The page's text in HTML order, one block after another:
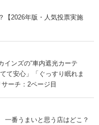
【2026年版・人気投票実施
インズの“車内遮光カーテ
て安心」「ぐっすり眠れま
ーチ：2ページ目
番うまいと思う店はどこ？